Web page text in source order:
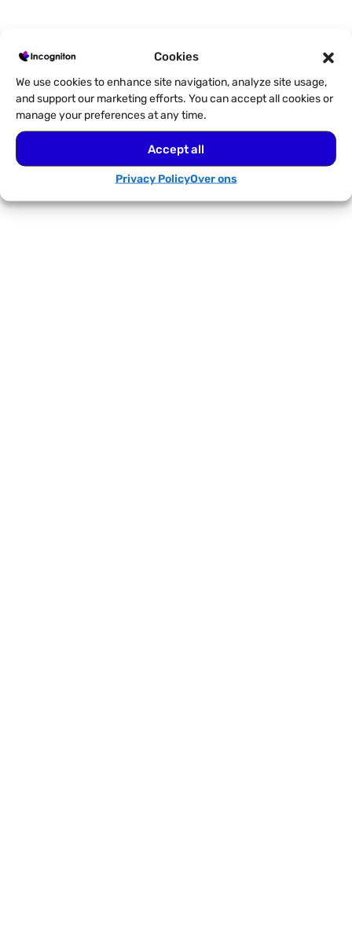
Cookies
We use cookies to enhance site navigation, analyze site usage,
and support our marketing efforts. You can accept all cookies or
manage your preferences at any time.
Accept all
Privacy PolicyOver ons
De waarde van BrowserScan voor
vingerafdrukbeheer